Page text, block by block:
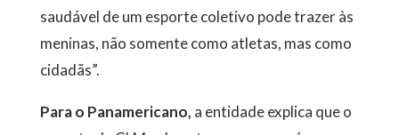
saudável de um esporte coletivo pode trazer às
meninas, não somente como atletas, mas como
cidadãs”.
Para o Panamericano, a entidade explica que o